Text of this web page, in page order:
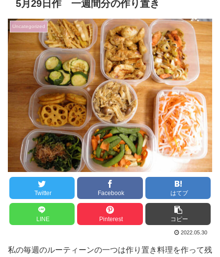
5月29日作 一週間分の作り置き
Uncategorized
Twitter Facebook はてブ
LINE Pinterest コピー
2022.05.30
私の毎週のルーティーンの一つは作り置き料理を作って残